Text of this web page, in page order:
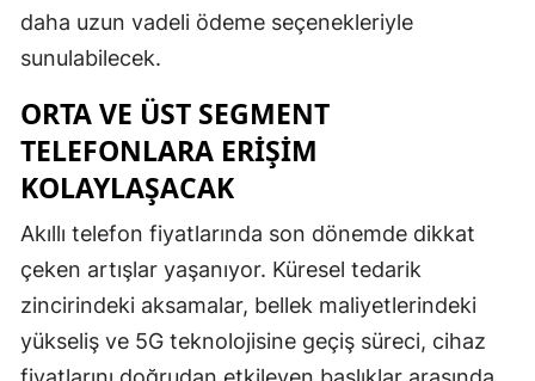
daha uzun vadeli ödeme seçenekleriyle
sunulabilecek.
ORTA VE ÜST SEGMENT
TELEFONLARA ERIŞIM
KOLAYLAŞACAK
Akıllı telefon fiyatlarında son dönemde dikkat
çeken artışlar yaşanıyor. Küresel tedarik
zincirindeki aksamalar, bellek maliyetlerindeki
yükseliş ve 5G teknolojisine geçiş süreci, cihaz